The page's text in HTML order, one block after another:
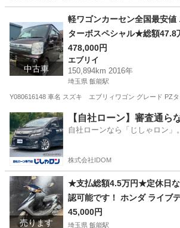
飯能駅 ホンダ スト
中古車
軽ワゴンカーセン全国最安値
ターボスペシャル★総額
ダウン社外アルミ 両側パワス
グTV バックカメラ レーダー
し！
478,000円
エブリイ
150,894km 2016年
埼玉県 飯能駅
Y080616148 車名 スズキ エブリィワゴン グレード PZ
埼玉 飯能市 飯能駅 エブリイ 車両
【自社ローン】審査通ら
自社ローンなら「じしゃロン」
株式会社IDOM
売ります
★支払総額4.5万円★定休日
認可能です！ ホンダ ライブ
のライブディオ！ ２ストのた
45,000円
埼玉県 飯能駅